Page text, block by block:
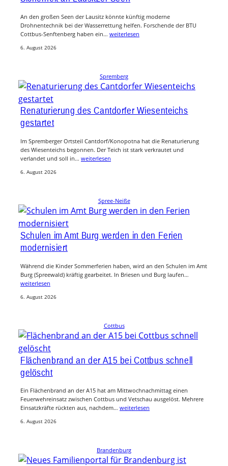
An den großen Seen der Lausitz könnte künftig moderne
Drohnentechnik bei der Wasserrettung helfen. Forschende der BTU
Cottbus-Senftenberg haben ein… weiterlesen
6. August 2026
Spremberg
Renaturierung des Cantdorfer Wiesenteichs
gestartet
Im Spremberger Ortsteil Cantdorf/Konopotna hat die Renaturierung
des Wiesenteichs begonnen. Der Teich ist stark verkrautet und
verlandet und soll in… weiterlesen
6. August 2026
Spree-Neiße
Schulen im Amt Burg werden in den Ferien
modernisiert
Während die Kinder Sommerferien haben, wird an den Schulen im Amt
Burg (Spreewald) kräftig gearbeitet. In Briesen und Burg laufen…
weiterlesen
6. August 2026
Cottbus
Flächenbrand an der A15 bei Cottbus schnell
gelöscht
Ein Flächenbrand an der A15 hat am Mittwochnachmittag einen
Feuerwehreinsatz zwischen Cottbus und Vetschau ausgelöst. Mehrere
Einsatzkräfte rückten aus, nachdem… weiterlesen
6. August 2026
Brandenburg